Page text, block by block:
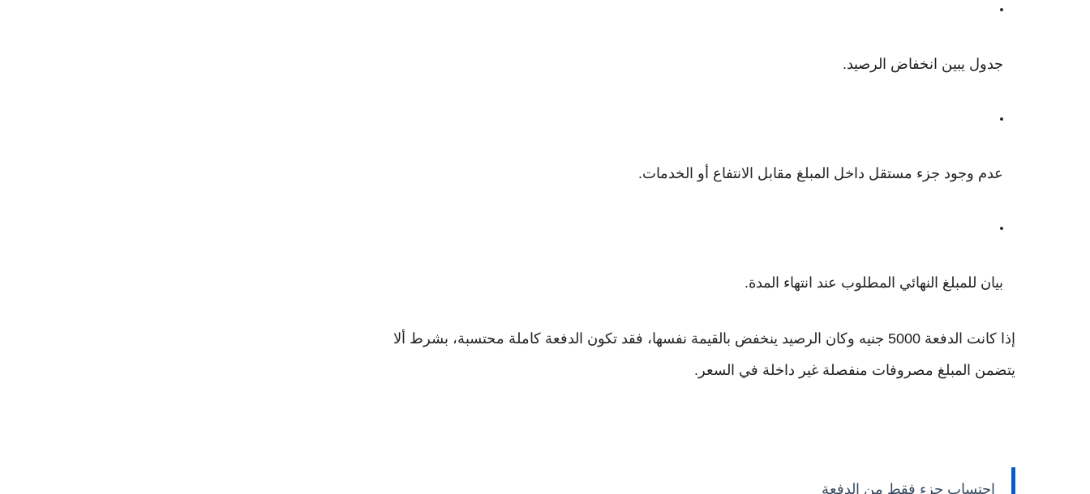
جدول يبين انخفاض الرصيد.
عدم وجود جزء مستقل داخل المبلغ مقابل الانتفاع أو الخدمات.
بيان للمبلغ النهائي المطلوب عند انتهاء المدة.
إذا كانت الدفعة 5000 جنيه وكان الرصيد ينخفض بالقيمة نفسها، فقد تكون الدفعة كاملة محتسبة، بشرط ألا
يتضمن المبلغ مصروفات منفصلة غير داخلة في السعر.
احتساب جزء فقط من الدفعة